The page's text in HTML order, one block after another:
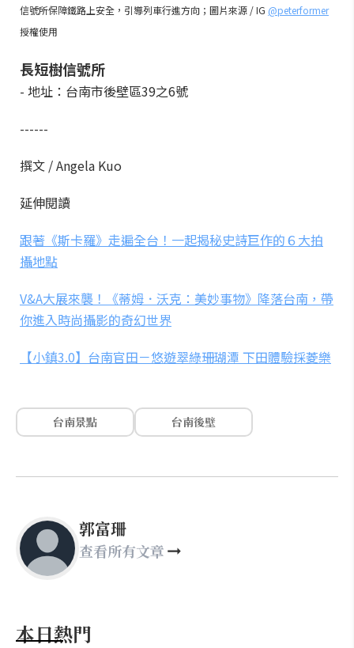
信號所保障鐵路上安全，引導列車行進方向；圖片來源 / IG @peterformer
授權使用
長短樹信號所
- 地址：台南市後壁區39之6號
------
撰文 / Angela Kuo
延伸閱讀
跟著《斯卡羅》走遍全台！一起揭秘史詩巨作的６大拍
攝地點
V&A大展來襲！《蒂姆．沃克：美妙事物》降落台南，帶
你進入時尚攝影的奇幻世界
【小鎮3.0】台南官田－悠遊翠綠珊瑚潭 下田體驗採菱樂
台南景點 台南後壁
郭富珊
查看所有文章
本日熱門